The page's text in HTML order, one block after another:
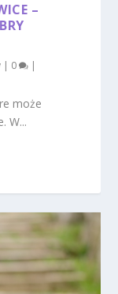
–
| 0 |
może
W...